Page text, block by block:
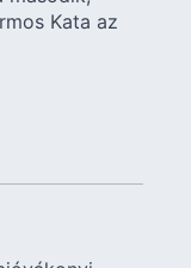
Kata az